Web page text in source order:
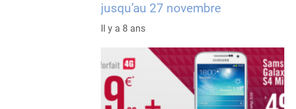
jusqu’au 27 novembre
Il y a 8 ans